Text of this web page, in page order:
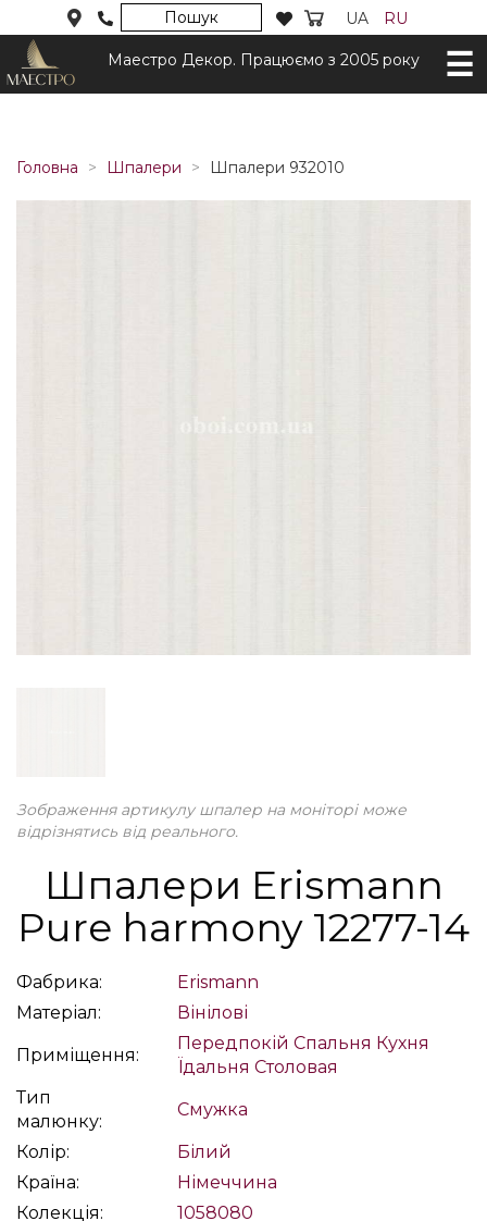
Пошук UA RU
Маестро Декор. Працюємо з 2005 року
Головна Шпалери Шпалери 932010
Зображення артикулу шпалер на моніторі може
відрізнятись від реального.
Шпалери Erismann
Pure harmony 12277-14
Фабрика:
Erismann
Матеріал:
Вінілові
Приміщення:
Передпокій Спальня Кухня
Їдальня Столовая
Тип
малюнку:
Смужка
Колір:
Білий
Країна:
Німеччина
Колекція:
1058080